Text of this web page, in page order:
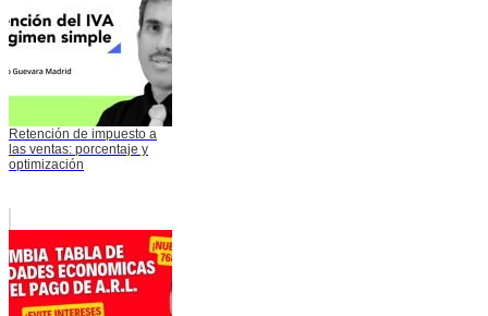
Retención de impuesto a
las ventas: porcentaje y
optimización